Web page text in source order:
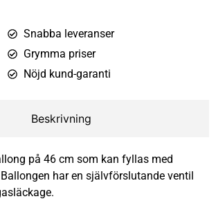
Snabba leveranser
Grymma priser
Nöjd kund-garanti
Beskrivning
på 46 cm som kan fyllas med
har en självförslutande ventil